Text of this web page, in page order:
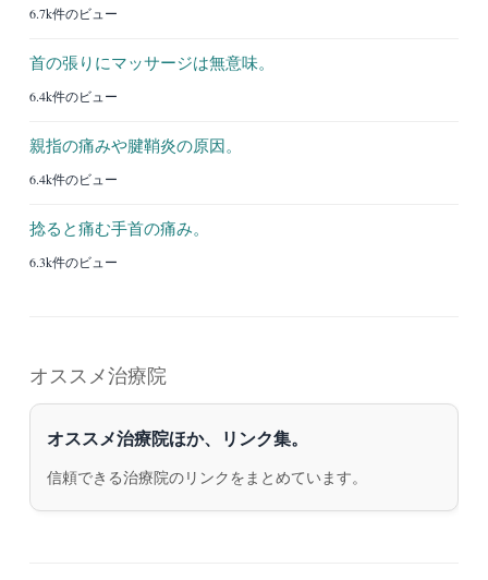
6.7k件のビュー
首の張りにマッサージは無意味。
6.4k件のビュー
親指の痛みや腱鞘炎の原因。
6.4k件のビュー
捻ると痛む手首の痛み。
6.3k件のビュー
オススメ治療院
オススメ治療院ほか、リンク集。
信頼できる治療院のリンクをまとめています。